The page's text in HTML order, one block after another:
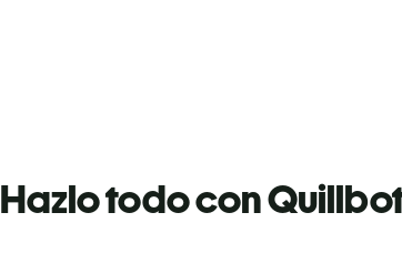
Hazlo todo con